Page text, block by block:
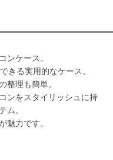
ンケース。
きる実用的なケース。
整理も簡単。
ンをスタイリッシュに持
ム。
魅力です。